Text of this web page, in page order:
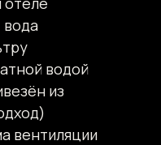
вода
водой
из
вентиляции